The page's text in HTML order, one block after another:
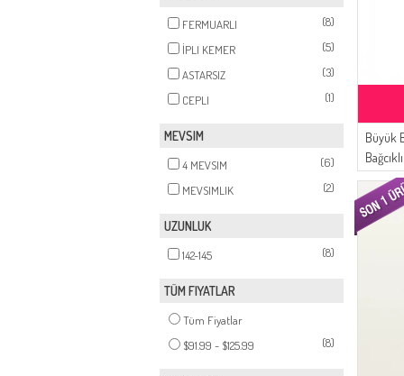
FERMUARLI
(8)
İPLI KEMER
(5)
ASTARSIZ
(3)
CEPLI
(1)
MEVSIM
4 MEVSIM
(6)
MEVSIMLIK
(2)
UZUNLUK
142-145 (8)
TÜM FIYATLAR
Tüm Fiyatlar
$91.99 - $125.99
(8)
Büyük
Lacivert